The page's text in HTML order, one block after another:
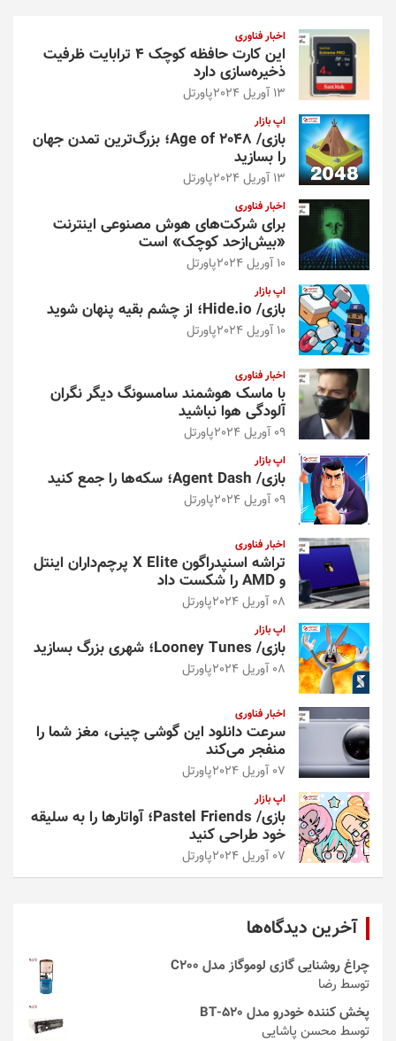
اخبار فناوری
این کارت حافظه کوچک ۴ ترابایت ظرفیت
ذخیره‌سازی دارد
13 آوریل 2024 پاورتل
اپ بازار
بازی/ Age of 2048؛ بزرگ‌ترین تمدن جهان
را بسازید
13 آوریل 2024 پاورتل
اخبار فناوری
برای شرکت‌های هوش مصنوعی اینترنت
«بیش‌از‌حد کوچک» است
10 آوریل 2024 پاورتل
اپ بازار
بازی/ Hide.io؛ از چشم بقیه پنهان شوید
10 آوریل 2024 پاورتل
اخبار فناوری
با ماسک هوشمند سامسونگ دیگر نگران
آلودگی هوا نباشید
09 آوریل 2024 پاورتل
اپ بازار
بازی/ Agent Dash؛ سکه‌ها را جمع کنید
09 آوریل 2024 پاورتل
اخبار فناوری
تراشه اسنپدراگون X Elite پرچم‌داران اینتل
و AMD را شکست داد
08 آوریل 2024 پاورتل
اپ بازار
بازی/ Looney Tunes؛ شهری بزرگ بسازید
08 آوریل 2024 پاورتل
اخبار فناوری
سرعت دانلود این گوشی چینی، مغز شما را
منفجر می‌کند
07 آوریل 2024 پاورتل
اپ بازار
بازی/ Pastel Friends؛ آواتارها را به سلیقه
خود طراحی کنید
07 آوریل 2024 پاورتل
آخرین دیدگاه‌ها
چراغ روشنایی گازی لوموگاز مدل C200
توسط رضا
پخش کننده خودرو مدل 520-BT
توسط محسن پاشایی